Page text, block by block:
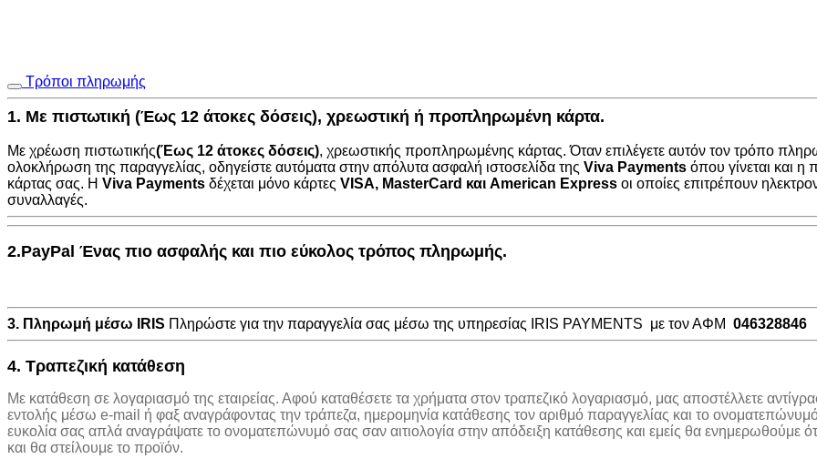
Τρόποι πληρωμής
1. Με πιστωτική (Έως 12 άτοκες δόσεις), χρεωστική ή προπληρωμένη κάρτα.
Με χρέωση πιστωτικής(Έως 12 άτοκες δόσεις), χρεωστικής προπληρωμένης κάρτας. Όταν επιλέγετε αυτόν τον τρόπο
ολοκλήρωση της παραγγελίας, οδηγείστε αυτόματα στην απόλυτα ασφαλή ιστοσελίδα της Viva Payments όπου γίνεται και
κάρτας σας. Η Viva Payments δέχεται μόνο κάρτες VISA, MasterCard και American Express οι οποίες επιτρέπουν
συναλλαγές.
2.PayPal Ένας πιο ασφαλής και πιο εύκολος τρόπος πληρωμής.
3. Πληρωμή μέσω IRIS Πληρώστε για την παραγγελία σας μέσω της υπηρεσίας IRIS PAYMENTS με τον ΑΦΜ 046328846
4. Τραπεζική κατάθεση
Με κατάθεση σε λογαριασμό της εταιρείας. Αφού καταθέσετε τα χρήματα στον τραπεζικό λογαριασμό, μας αποστέλλετε
εντολής μέσω e-mail ή φαξ αναγράφοντας την τράπεζα, ημερομηνία κατάθεσης τον αριθμό παραγγελίας και το
ευκολία σας απλά αναγράψατε το ονοματεπώνυμό σας σαν αιτιολογία στην απόδειξη κατάθεσης και εμείς θα ενημερωθούμε
και θα στείλουμε το προϊόν.